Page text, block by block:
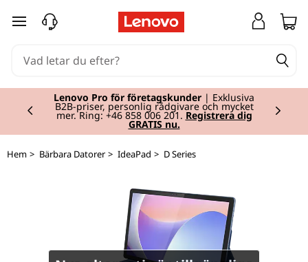
P
a
hoppa vidare till huvudinnehållet
Lenovo Pro för företagskunder | Exklusiva
B2B-priser, personlig rådgivare och mycket
mer. Ring: +46 858 006 201. Registrera dig
GRATIS nu.
Currently displaying item 2 of 2
Hem > Bärbara Datorer > IdeaPad > D Series